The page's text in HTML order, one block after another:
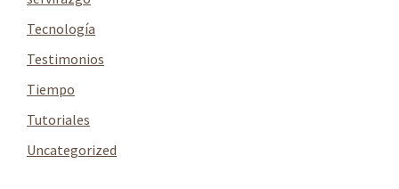
Tecnología
Testimonios
Tiempo
Tutoriales
Uncategorized